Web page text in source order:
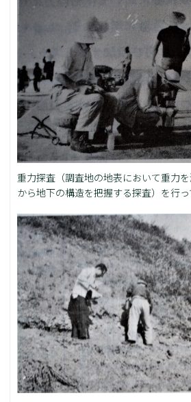
重力探査（調査地の地表において重力
から地下の構造を把握する探査）を行っ